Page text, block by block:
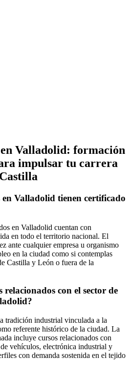
Valladolid: formación
impulsar tu carrera
Valladolid tienen certificado
en Valladolid cuentan con
en todo el territorio nacional. El
ante cualquier empresa u organismo
en la ciudad como si contemplas
Castilla y León o fuera de la
con el sector de
tradición industrial vinculada a la
referente histórico de la ciudad. La
incluye cursos relacionados con
vehículos, electrónica industrial y
con demanda sostenida en el tejido